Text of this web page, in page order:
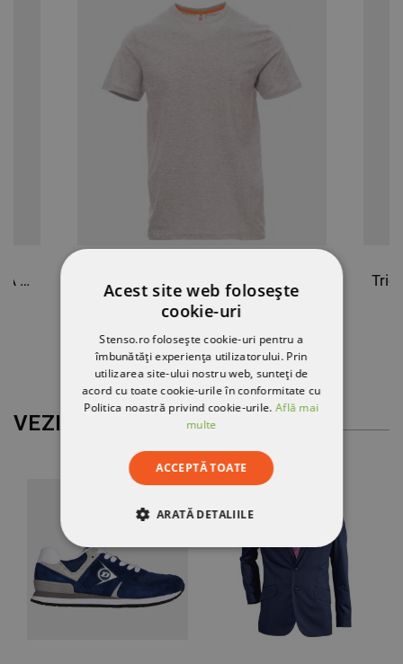
Cămașă pentru bărbați VELILLA LIGHT ALB
26,62 RON
-10%
24,02 RON
VEZI MAI MULT
Acest site web folosește
cookie-uri
Stenso.ro folosește cookie-uri pentru a
îmbunătăți experiența utilizatorului. Prin
utilizarea site-ului nostru web, sunteți de
acord cu toate cookie-urile în conformitate cu
Politica noastră privind cookie-urile.Află mai
multe
ACCEPTĂ TOATE
ARATĂ DETALIILE
DE PERFORMANȚĂ